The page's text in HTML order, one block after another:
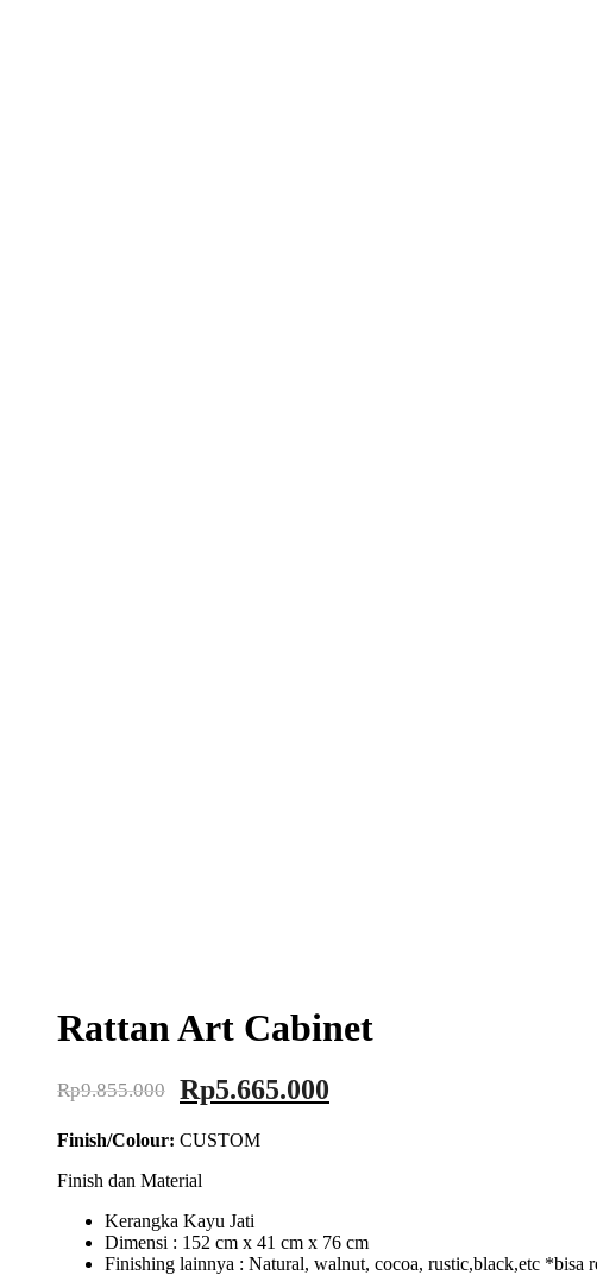
Rattan Art Cabinet
Rp9.855.000
Original
was:
Rp9.855.000.
Rp5.665.000
Finish/Colour: CUSTOM
Finish dan Material
Kerangka Kayu Jati
Dimensi : 152 cm x 41 cm x 76 cm
Finishing lainnya : Natural, walnut, cocoa, rustic,black,etc *bisa